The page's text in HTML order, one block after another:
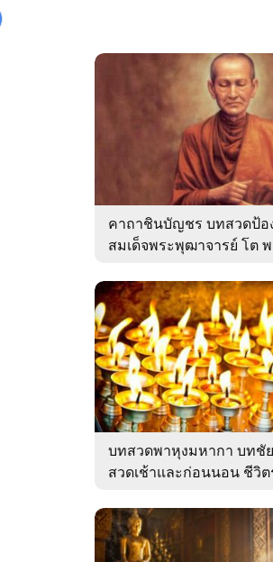
คาถาชินบัญชร บทสวดป้อ
สมเด็จพระพุฒาจารย์ โต
บทสวดพาหุงมหากา บทชั
สวดเช้าและก่อนนอน ชีวิ